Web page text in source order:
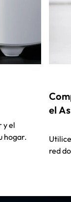
y el
hogar.
el
red